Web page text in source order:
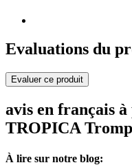
Evaluations du
Evaluer ce produit
avis en français
TROPICA
À lire sur notre blog: